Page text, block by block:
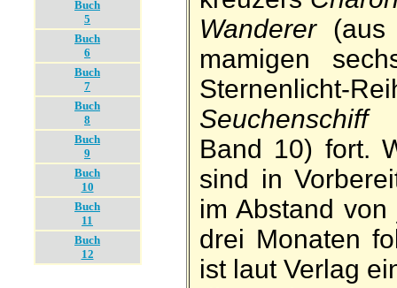
Buch
5
Buch
6
Buch
7
Buch
8
Buch
9
Buch
10
Buch
11
Buch
12
Wanderer(aus
mamigen
Seuchen­schiff
Band 10) fort.
sind in
im Ab­stand
drei Mo­naten
ist laut Ver­lag